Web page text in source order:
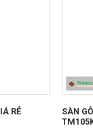
RẺ
SÀN